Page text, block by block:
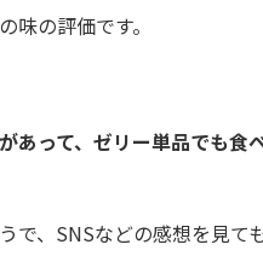
の評価です。
あって、ゼリー単品でも食
で、SNSなどの感想を見て